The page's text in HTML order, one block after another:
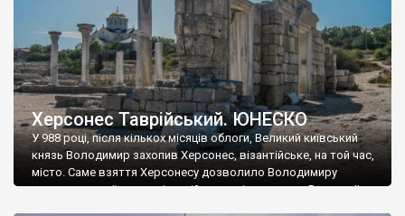
Херсонес Таврійський. ЮНЕСКО
У 988 році, після кількох місяців облоги, Великий київський
князь Володимир захопив Херсонес, візантійське, на той час,
місто. Саме взяття Херсонесу дозволило Володимиру
диктувати свої умови візантійському імператору Василю ІІ, та